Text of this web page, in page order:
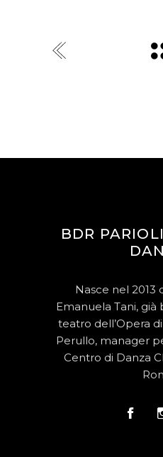
BDR
Nasce nel 2013
Emanuela Tani, già
teatro dell’Opera
Perullo, manager
Centro di Danza